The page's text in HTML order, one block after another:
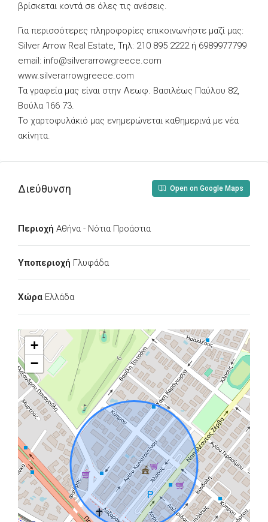
βρίσκεται κοντά σε όλες τις ανέσεις.
Για περισσότερες πληροφορίες επικοινωνήστε μαζί μας:
Silver Arrow Real Estate, Τηλ: 210 895 2222 ή 6989977799
email: info@silverarrowgreece.com
www.silverarrowgreece.com
Τα γραφεία μας είναι στην Λεωφ. Βασιλέως Παύλου 82,
Βούλα 166 73.
Το χαρτοφυλάκιό μας ενημερώνεται καθημερινά με νέα
ακίνητα.
Διεύθυνση Open on Google Maps
Περιοχή Αθήνα - Νότια Προάστια
Υποπεριοχή Γλυφάδα
Χώρα Ελλάδα
+
−